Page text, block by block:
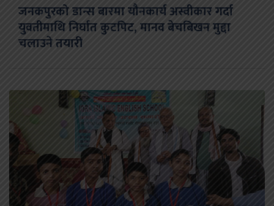
जनकपुरको डान्स बारमा यौनकार्य अस्वीकार गर्दा
युवतीमाथि निर्घात कुटपिट, मानव बेचबिखन मुद्दा
चलाउने तयारी